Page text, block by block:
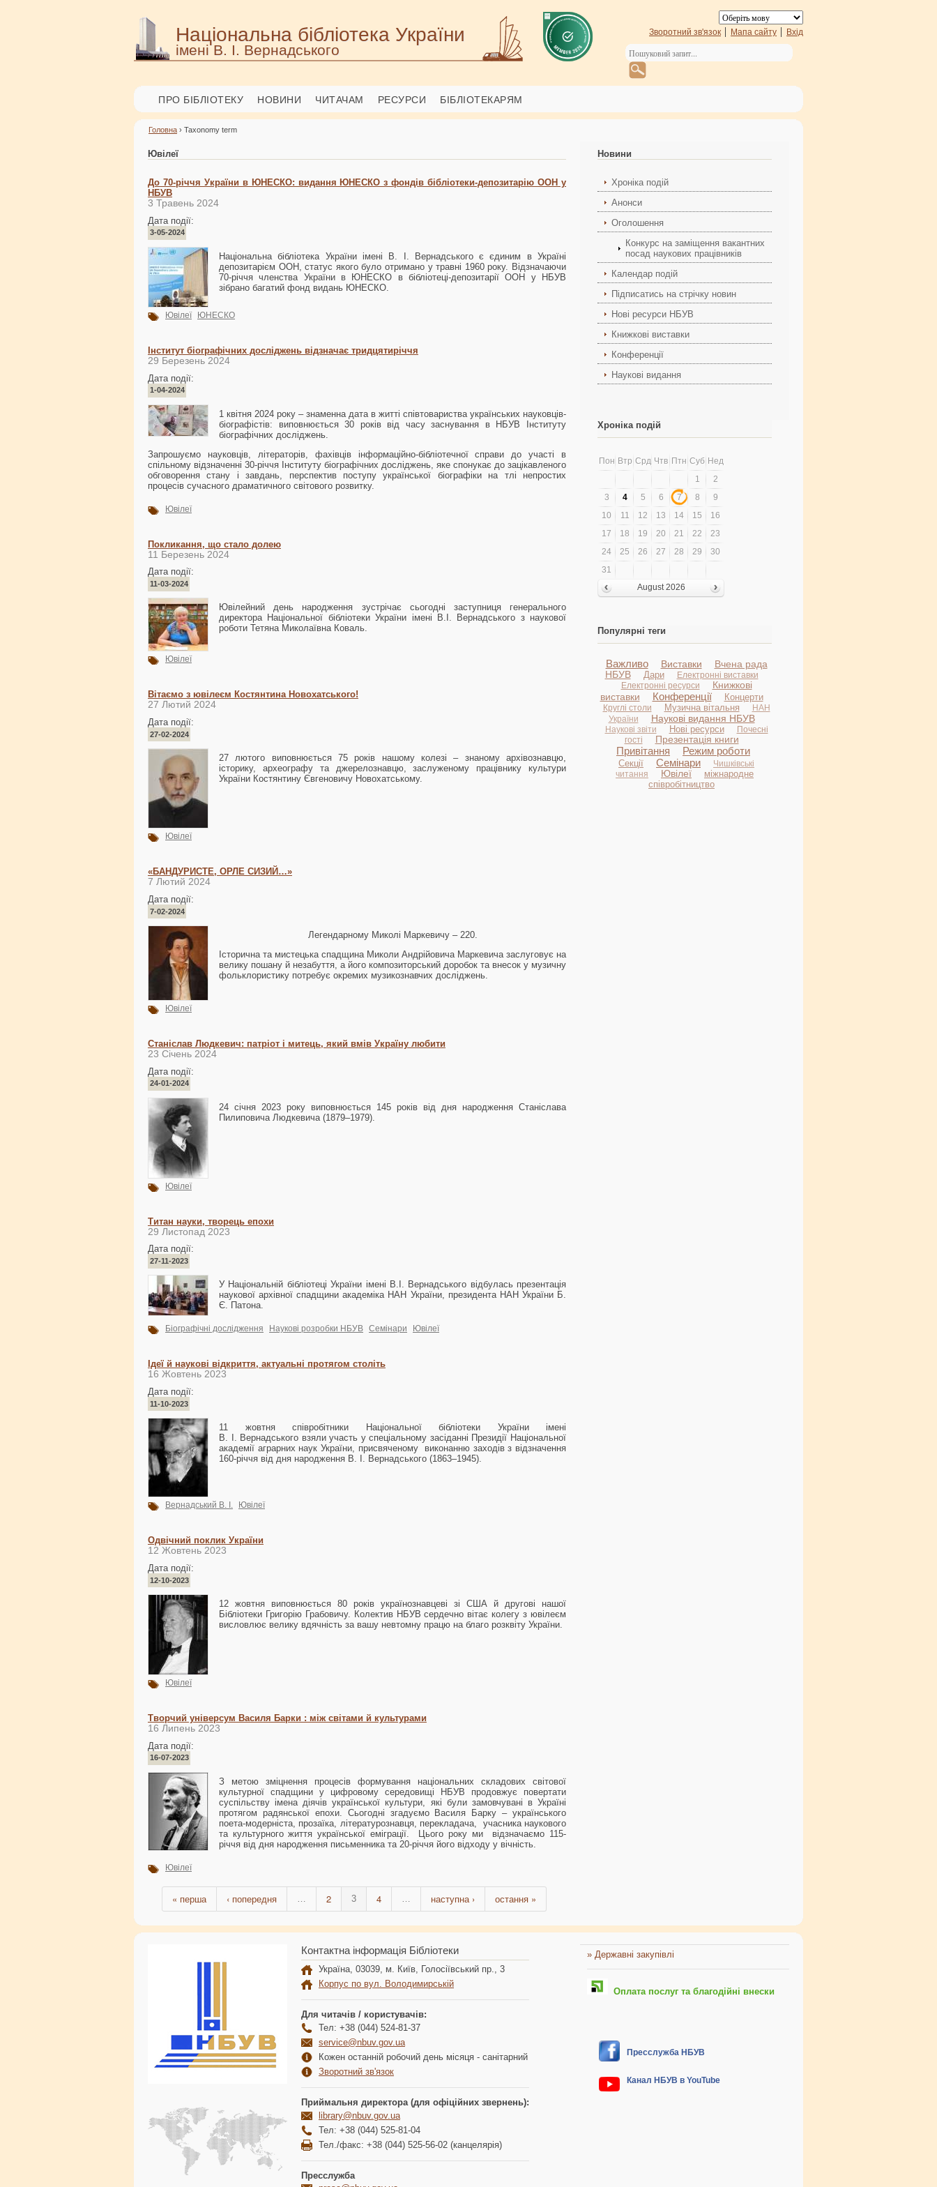
Національна бібліотека України
імені В. І. Вернадського
Зворотний зв'язок Мапа сайту Вхід
ПРО БІБЛІОТЕКУ НОВИНИ ЧИТАЧАМ РЕСУРСИ БІБЛІОТЕКАРЯМ
Головна › Taxonomy term
Ювілеї
До 70-річчя України в ЮНЕСКО: видання ЮНЕСКО з фондів бібліотеки-депозитарію ООН у
НБУВ
3 Травень 2024
Дата події:
3-05-2024
Національна бібліотека України імені В. І. Вернадського є єдиним в Україні
депозитарієм ООН, статус якого було отримано у травні 1960 року. Відзначаючи
70-річчя членства України в ЮНЕСКО в бібліотеці-депозитарії ООН у НБУВ
зібрано багатий фонд видань ЮНЕСКО.
Ювілеї ЮНЕСКО
Інститут біографічних досліджень відзначає тридцятиріччя
29 Березень 2024
Дата події:
1-04-2024
1 квітня 2024 року – знаменна дата в житті співтовариства українських науковців-
біографістів: виповнюється 30 років від часу заснування в НБУВ Інституту
біографічних досліджень.
Запрошуємо науковців, літераторів, фахівців інформаційно-бібліотечної справи до участі в
спільному відзначенні 30-річчя Інституту біографічних досліджень, яке спонукає до зацікавленого
обговорення стану і завдань, перспектив поступу української біографіки на тлі непростих
процесів сучасного драматичного світового розвитку.
Ювілеї
Покликання, що стало долею
11 Березень 2024
Дата події:
11-03-2024
Ювілейний день народження зустрічає сьогодні заступниця генерального
директора Національної бібліотеки України імені В.І. Вернадського з наукової
роботи Тетяна Миколаївна Коваль.
Ювілеї
Вітаємо з ювілеєм Костянтина Новохатського!
27 Лютий 2024
Дата події:
27-02-2024
27 лютого виповнюється 75 років нашому колезі – знаному архівознавцю,
історику, археографу та джерелознавцю, заслуженому працівнику культури
України Костянтину Євгеновичу Новохатському.
Ювілеї
«БАНДУРИСТЕ, ОРЛЕ СИЗИЙ…»
7 Лютий 2024
Дата події:
7-02-2024
Легендарному Миколі Маркевичу – 220.
Історична та мистецька спадщина Миколи Андрійовича Маркевича заслуговує на
велику пошану й незабуття, а його композиторський доробок та внесок у музичну
фольклористику потребує окремих музикознавчих досліджень.
Ювілеї
Станіслав Людкевич: патріот і митець, який вмів Україну любити
23 Січень 2024
Дата події:
24-01-2024
24 січня 2023 року виповнюється 145 років від дня народження Станіслава
Пилиповича Людкевича (1879–1979).
Ювілеї
Титан науки, творець епохи
29 Листопад 2023
Дата події:
27-11-2023
У Національній бібліотеці України імені В.І. Вернадського відбулась презентація
наукової архівної спадщини академіка НАН України, президента НАН України Б.
Є. Патона.
Біографічні дослідження Наукові розробки НБУВ Семінари Ювілеї
Ідеї й наукові відкриття, актуальні протягом століть
16 Жовтень 2023
Дата події:
11-10-2023
11 жовтня співробітники Національної бібліотеки України імені
В. І. Вернадського взяли участь у спеціальному засіданні Президії Національної
академії аграрних наук України, присвяченому виконанню заходів з відзначення
160-річчя від дня народження В. І. Вернадського (1863–1945).
Вернадський В. І. Ювілеї
Одвічний поклик України
12 Жовтень 2023
Дата події:
12-10-2023
12 жовтня виповнюється 80 років українознавцеві зі США й другові нашої
Бібліотеки Григорію Грабовичу. Колектив НБУВ сердечно вітає колегу з ювілеєм
висловлює велику вдячність за вашу невтомну працю на благо розквіту України.
Ювілеї
Творчий універсум Василя Барки : між світами й культурами
16 Липень 2023
Дата події:
16-07-2023
З метою зміцнення процесів формування національних складових світової
культурної спадщини у цифровому середовищі НБУВ продовжує повертати
суспільству імена діячів української культури, які були замовчувані в Україні
протягом радянської епохи. Сьогодні згадуємо Василя Барку – українського
поета-модерніста, прозаїка, літературознавця, перекладача, учасника наукового
та культурного життя української еміграції. Цього року ми відзначаємо 115-
річчя від дня народження письменника та 20-річчя його відходу у вічність.
Ювілеї
« перша ‹ попередня … 2 3 4 … наступна › остання »
Новини
Хроніка подій
Анонси
Оголошення
Конкурс на заміщення вакантних
посад наукових працівників
Календар подій
Підписатись на стрічку новин
Нові ресурси НБУВ
Книжкові виставки
Конференції
Наукові видання
Хроніка подій
Пон Втр Срд Чтв Птн Суб Нед
1
2
3
4 5 6 7 8
9
10
11 12 13 14 15
16
17
18 19 20 21 22
23
24
25 26 27 28 29
30
31
August 2026
Популярні теги
Важливо Виставки
Вчена рада
НБУВ
Дари
Електронні виставки
Електронні ресурси
Книжкові
виставки
Конференції Концерти
Круглі столи Музична вітальня
НАН
України
Наукові видання НБУВ
Наукові звіти Нові ресурси
Почесні
гості
Презентація книги
Привітання Режим роботи
Секції Семінари
Чишківські
читання
Ювілеї
міжнародне
співробітництво
Контактна інформація Бібліотеки
Україна, 03039, м. Київ, Голосіївський пр., 3
Корпус по вул. Володимирській
Для читачів / користувачів:
Тел: +38 (044) 524-81-37
service@nbuv.gov.ua
Кожен останній робочий день місяця - санітарний
Зворотний зв'язок
Приймальня директора (для офіційних звернень):
library@nbuv.gov.ua
Тел: +38 (044) 525-81-04
Тел./факс: +38 (044) 525-56-02 (канцелярія)
Пресслужба
» Державні закупівлі
Оплата послуг та благодійні внески
Пресслужба НБУВ
Канал НБУВ в YouTube